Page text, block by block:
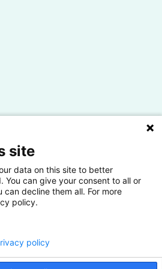
van het HBO
site
data on this site to better
You can give your consent to all or
decline them all. For more
policy.
policy